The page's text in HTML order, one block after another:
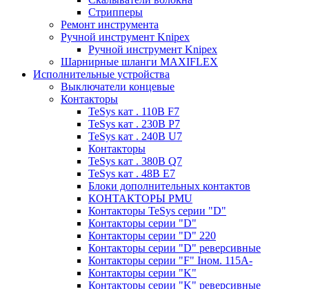
Стрипперы
Ремонт инструмента
Ручной инструмент Knipex
Ручной инструмент Knipex
Шарнирные шланги MAXIFLEX
Исполнительные устройства
Выключатели концевые
Контакторы
TeSys кат . 110В F7
TeSys кат . 230В P7
TeSys кат . 240В U7
Контакторы
TeSys кат . 380В Q7
TeSys кат . 48В E7
Блоки дополнительных контактов
КОНТАКТОРЫ PMU
Контакторы TeSys серии "D"
Контакторы серии "D"
Контакторы серии "D" 220
Контакторы серии "D" реверсивные
Контакторы серии "F" Iном. 115А-
Контакторы серии "K"
Контакторы серии "K" реверсивные